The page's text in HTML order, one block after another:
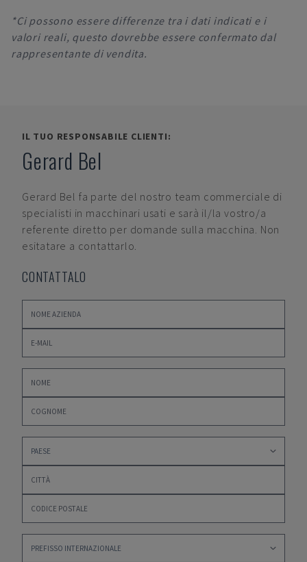
*Ci possono essere differenze tra i dati indicati e i
valori reali, questo dovrebbe essere confermato dal
rappresentante di vendita.
IL TUO RESPONSABILE CLIENTI:
Gerard Bel
Gerard Bel fa parte del nostro team commerciale di
specialisti in macchinari usati e sarà il/la vostro/a
referente diretto per domande sulla macchina. Non
esitatare a contattarlo.
CONTATTALO